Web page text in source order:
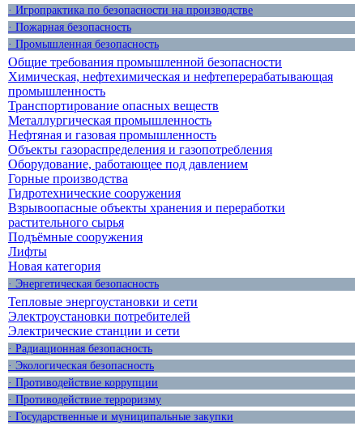
· Игропрактика по безопасности на производстве
· Пожарная безопасность
· Промышленная безопасность
Общие требования промышленной безопасности
Химическая, нефтехимическая и нефтеперерабатывающая
промышленность
Транспортирование опасных веществ
Металлургическая промышленность
Нефтяная и газовая промышленность
Объекты газораспределения и газопотребления
Оборудование, работающее под давлением
Горные производства
Гидротехнические сооружения
Взрывоопасные объекты хранения и переработки
растительного сырья
Подъёмные сооружения
Лифты
Новая категория
· Энергетическая безопасность
Тепловые энергоустановки и сети
Электроустановки потребителей
Электрические станции и сети
· Радиационная безопасность
· Экологическая безопасность
· Противодействие коррупции
· Противодействие терроризму
· Государственные и муниципальные закупки